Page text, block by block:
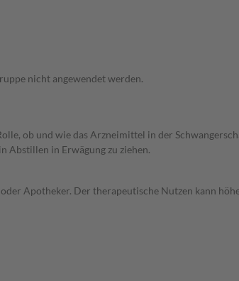
nicht angewendet werden.
ob und wie das Arzneimittel in der
Abstillen in Erwägung zu ziehen.
Apotheker. Der therapeutische Nutzen kann